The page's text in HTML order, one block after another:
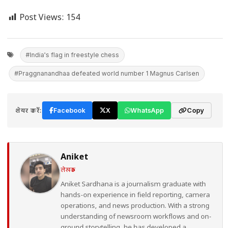
Post Views: 154
#India's flag in freestyle chess
#Praggnanandhaa defeated world number 1 Magnus Carlsen
शेयर करें: Facebook X WhatsApp Copy
Aniket
लेखक
Aniket Sardhana is a journalism graduate with
hands-on experience in field reporting, camera
operations, and news production. With a strong
understanding of newsroom workflows and on-